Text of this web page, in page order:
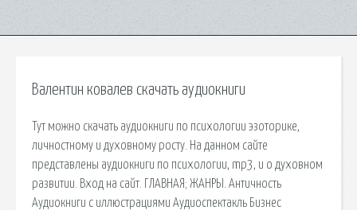
Валентин ковалев скачать аудиокниги
Тут можно скачать аудиокниги по психологии эзоторике,
личностному и духовному росту. На данном сайте
представлены аудиокниги по психологии, mp3, и о духовном
развитии. Вход на сайт. ГЛАВНАЯ; ЖАНРЫ. Античность
Аудиокниги с иллюстрациями Аудиоспектакль Бизнес